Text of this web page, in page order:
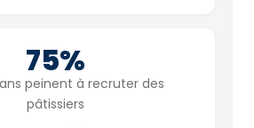
75%
peinent à recruter des
pâtissiers